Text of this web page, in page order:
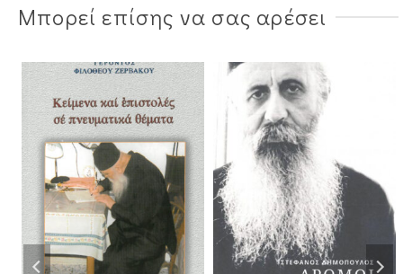
μισοί με τον Διάβολο;… Κανένα όφελος δεν έχουμε από την
Μπορεί επίσης να σας αρέσει